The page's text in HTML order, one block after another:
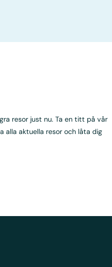
resor just nu. Ta en titt på vår
alla aktuella resor och låta dig